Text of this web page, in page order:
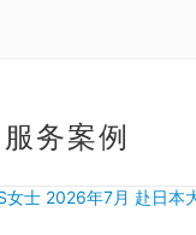
服务案例